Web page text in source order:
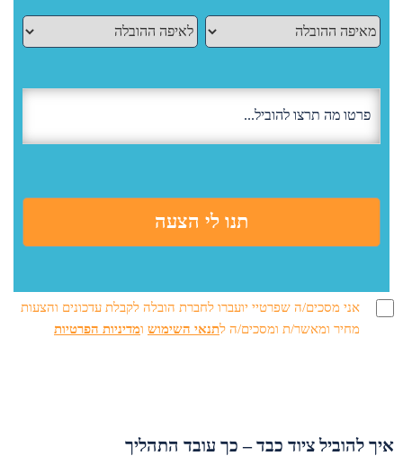
אני מסכים/ה שפרטיי יועברו לחברת הובלה לקבלת עדכונים והצעות
מחיר ומאשר/ת ומסכים/ה לתנאי השימוש ומדיניות הפרטיות
איך להוביל ציוד כבד – כך עובד התהליך